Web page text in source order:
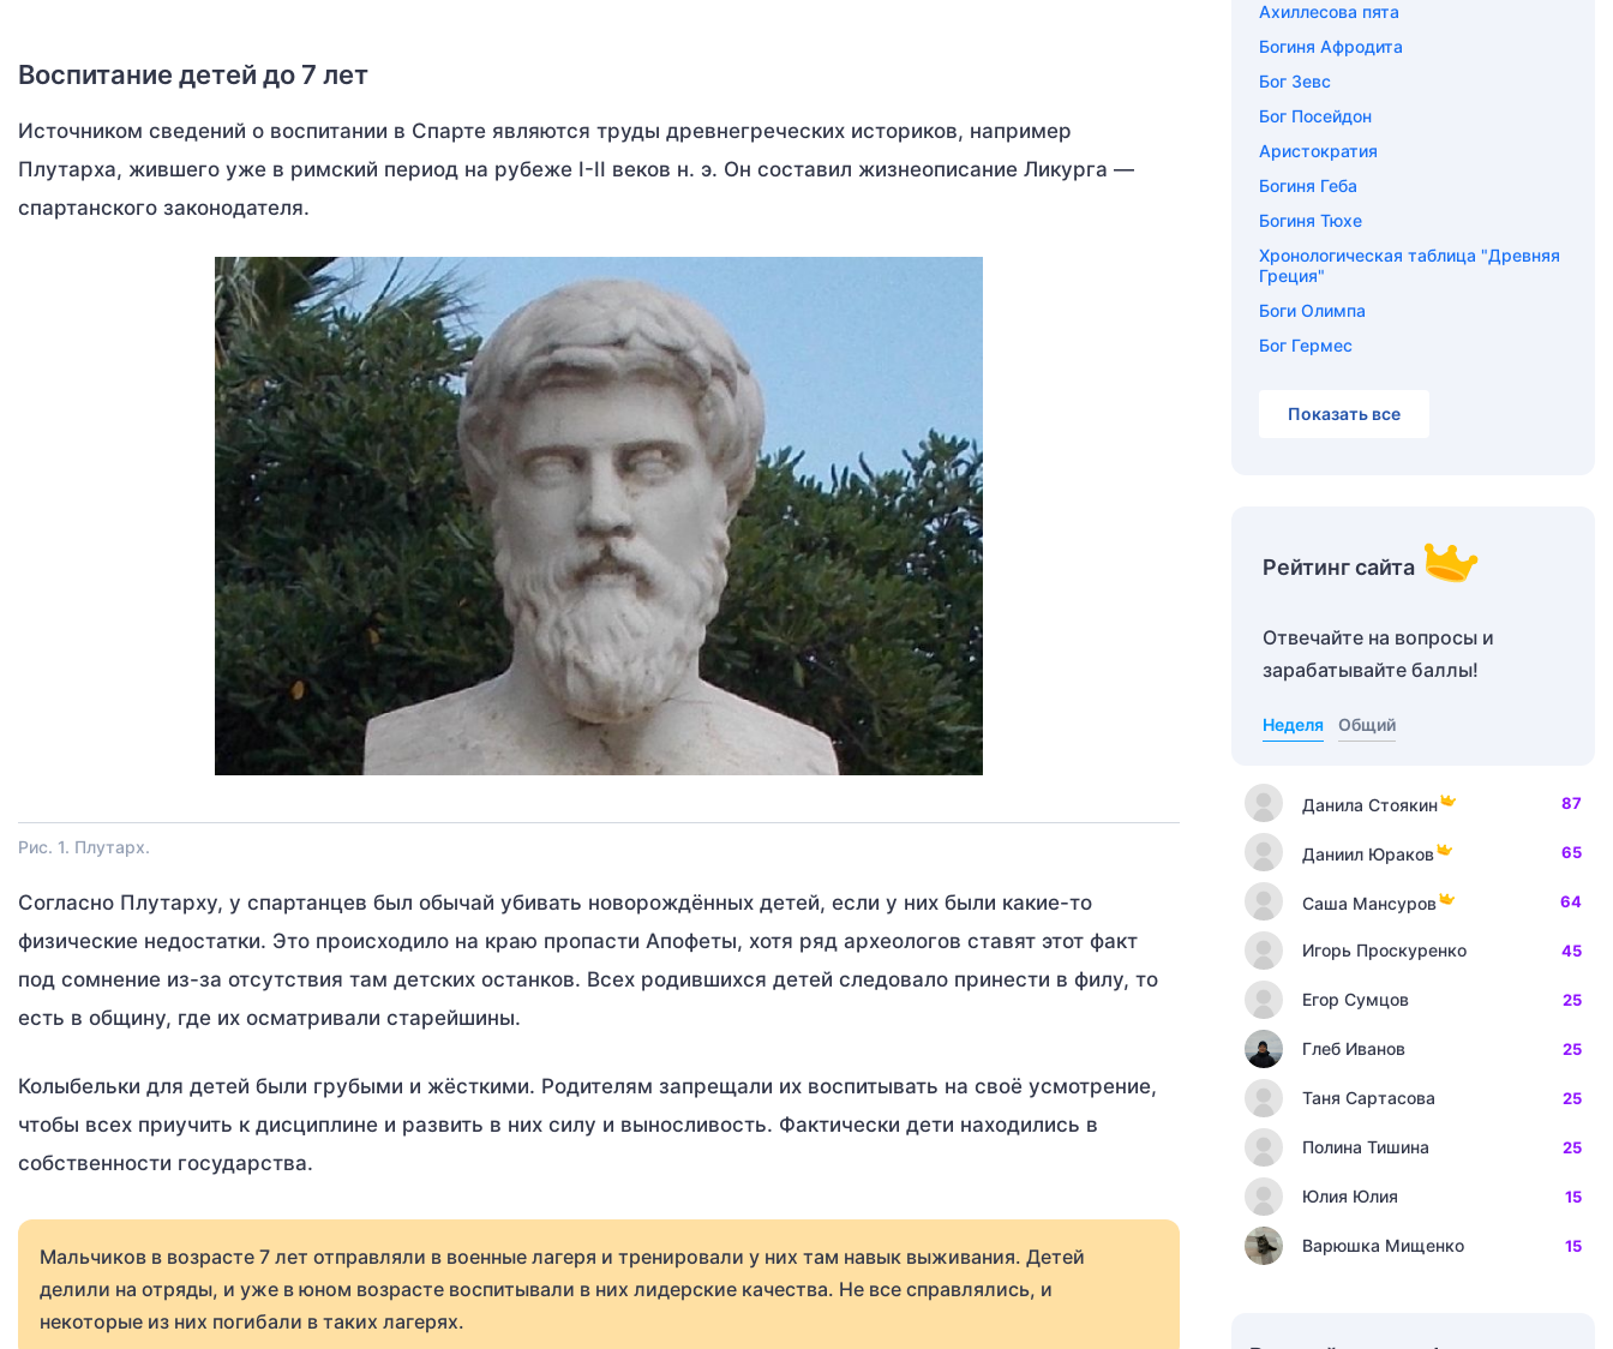
Воспитание детей до 7 лет
Источником сведений о воспитании в Спарте являются труды древнегреческих историков, например
Плутарха, жившего уже в римский период на рубеже I-II веков н. э. Он составил жизнеописание Ликурга —
спартанского законодателя.
Рис. 1. Плутарх.
Согласно Плутарху, у спартанцев был обычай убивать новорождённых детей, если у них были какие-то
физические недостатки. Это происходило на краю пропасти Апофеты, хотя ряд археологов ставят этот факт
под сомнение из-за отсутствия там детских останков. Всех родившихся детей следовало принести в филу, то
есть в общину, где их осматривали старейшины.
Колыбельки для детей были грубыми и жёсткими. Родителям запрещали их воспитывать на своё усмотрение,
чтобы всех приучить к дисциплине и развить в них силу и выносливость. Фактически дети находились в
собственности государства.
Мальчиков в возрасте 7 лет отправляли в военные лагеря и тренировали у них там навык выживания. Детей
делили на отряды, и уже в юном возрасте воспитывали в них лидерские качества. Не все справлялись, и
некоторые из них погибали в таких лагерях.
Ахиллесова пята
Богиня Афродита
Бог Зевс
Бог Посейдон
Аристократия
Богиня Геба
Богиня Тюхе
Хронологическая таблица "Древняя
Греция"
Боги Олимпа
Бог Гермес
Показать все
Рейтинг сайта
Отвечайте на вопросы и
зарабатывайте баллы!
Неделя Общий
Данила Стоякин 87
Даниил Юраков 65
Саша Мансуров 64
Игорь Проскуренко 45
Егор Сумцов 25
Глеб Иванов 25
Таня Сартасова 25
Полина Тишина 25
Юлия Юлия 15
Варюшка Мищенко 15